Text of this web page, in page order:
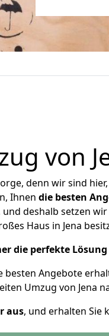
von
denn wir sind
Ihnen die besten
deshalb setzen
Haus in Jena
die perfekte Lösung
besten Angebote
Umzug von Jena
aus, und erhalten Sie